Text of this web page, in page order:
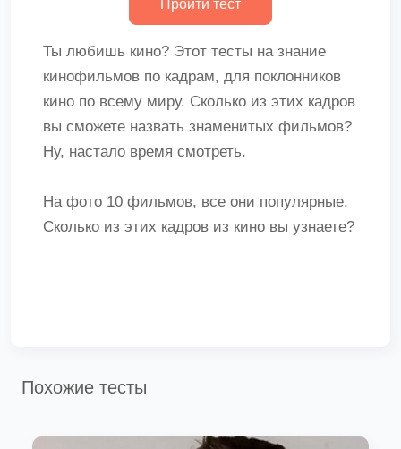
Ты любишь кино? Этот тесты на знание
кинофильмов по кадрам, для поклонников
кино по всему миру. Сколько из этих кадров
вы сможете назвать знаменитых фильмов?
Ну, настало время смотреть.
На фото 10 фильмов, все они популярные.
Сколько из этих кадров из кино вы узнаете?
Похожие тесты